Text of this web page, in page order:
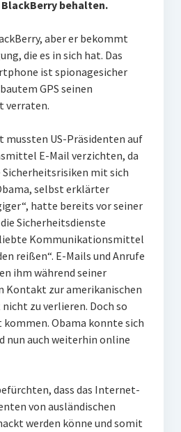
behalten.
aber er bekommt
die es in sich hat. Das
ist spionagesicher
GPS seinen
verraten.
mussten US-Präsidenten auf
E-Mail verzichten, da
Sicherheitsrisiken mit sich
selbst erklärter
hatte bereits vor seiner
Sicherheitsdienste
Kommunikationsmittel
reißen“. E-Mails und Anrufe
ihm während seiner
Kontakt zur amerikanischen
zu verlieren. Doch so
Obama konnte sich
nun auch weiterhin online
dass das Internet-
von ausländischen
werden könne und somit